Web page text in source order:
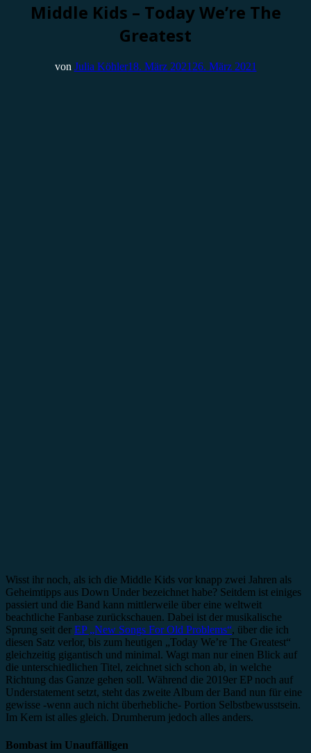
Middle Kids – Today We’re The
Greatest
von Julia Köhler18. März 2021 26. März 2021
Wisst ihr noch, als ich die Middle Kids vor knapp zwei Jahren als
Geheimtipps aus Down Under bezeichnet habe? Seitdem ist einiges
passiert und die Band kann mittlerweile über eine weltweit
beachtliche Fanbase zurückschauen. Dabei ist der musikalische
Sprung seit der EP „New Songs For Old Problems“, über die ich
diesen Satz verlor, bis zum heutigen „Today We’re The Greatest“
gleichzeitig gigantisch und minimal. Wagt man nur einen Blick auf
die unterschiedlichen Titel, zeichnet sich schon ab, in welche
Richtung das Ganze gehen soll. Während die 2019er EP noch auf
Understatement setzt, steht das zweite Album der Band nun für eine
gewisse -wenn auch nicht überhebliche- Portion Selbstbewusstsein.
Im Kern ist alles gleich. Drumherum jedoch alles anders.
Bombast im Unauffälligen